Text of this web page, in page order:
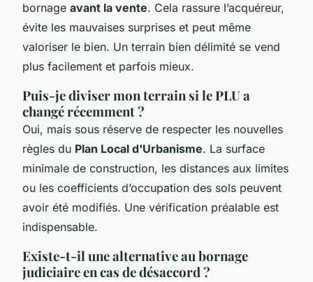
bornage avant la vente. Cela rassure l’acquéreur,
évite les mauvaises surprises et peut même
valoriser le bien. Un terrain bien délimité se vend
plus facilement et parfois mieux.
Puis-je diviser mon terrain si le PLU a
changé récemment ?
Oui, mais sous réserve de respecter les nouvelles
règles du Plan Local d'Urbanisme. La surface
minimale de construction, les distances aux limites
ou les coefficients d’occupation des sols peuvent
avoir été modifiés. Une vérification préalable est
indispensable.
Existe-t-il une alternative au bornage
judiciaire en cas de désaccord ?